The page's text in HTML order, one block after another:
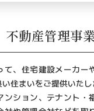
不動産管理事
て、住宅建設メーカー
住まいをご提供いたし
ンション、テナント・